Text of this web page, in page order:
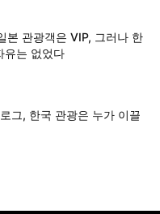
관광객은 VIP, 그러나 한
유는 없었다
그, 한국 관광은 누가 이끌